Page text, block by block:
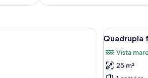
Una camera d'albergo con un letto, una ventola
Apri
tutte
le
foto
4
Quadrupla
Vista
25 m²